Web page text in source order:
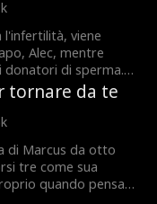
d'età
Geniali
l'infertilità, viene
Alec, mentre
donatori di sperma.
cerca di andare
attentamente un
del seme, il destino
di Alec senza
scoprirà Leia
in grembo è in
tornare da te
di Marcus da otto
tre come sua
quando pensava